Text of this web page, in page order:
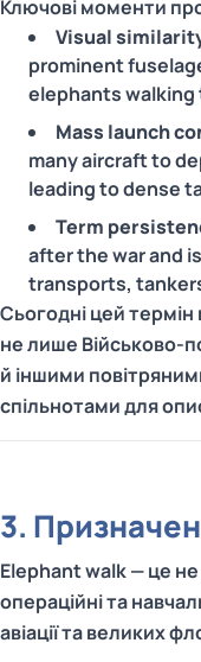
Ключові моменти
Visual
prominent
elephants walking
Mass launch
many aircraft to
leading to dense
Term
after the war and
transports,
Сьогодні цей термін
не лише Військово-
й іншими
спільнотами для
3.
Elephant walk — це не
операційні та
авіації та великих